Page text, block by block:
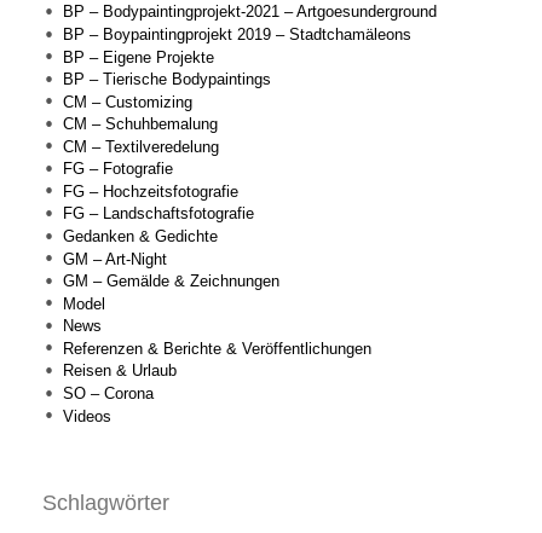
BP – Bodypaintingprojekt-2021 – Artgoesunderground
BP – Boypaintingprojekt 2019 – Stadtchamäleons
BP – Eigene Projekte
BP – Tierische Bodypaintings
CM – Customizing
CM – Schuhbemalung
CM – Textilveredelung
FG – Fotografie
FG – Hochzeitsfotografie
FG – Landschaftsfotografie
Gedanken & Gedichte
GM – Art-Night
GM – Gemälde & Zeichnungen
Model
News
Referenzen & Berichte & Veröffentlichungen
Reisen & Urlaub
SO – Corona
Videos
Schlagwörter